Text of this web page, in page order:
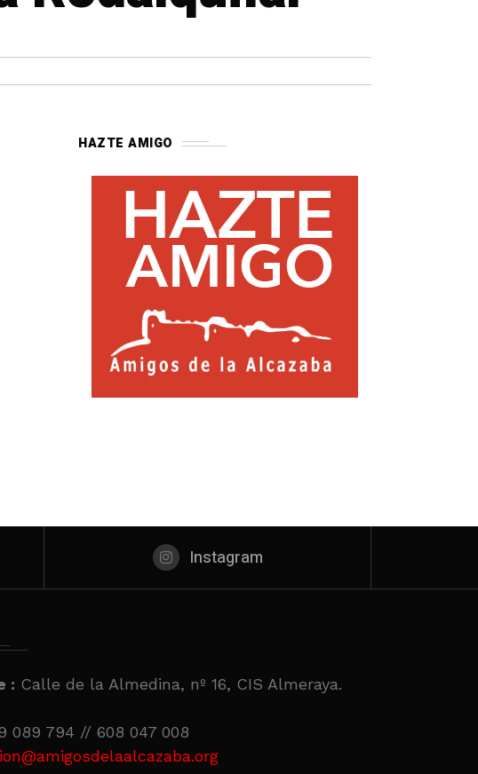
HAZTE AMIGO
Instagram
: Calle de la Almedina, nº 16, CIS Almeraya.
089 794 // 608 047 008